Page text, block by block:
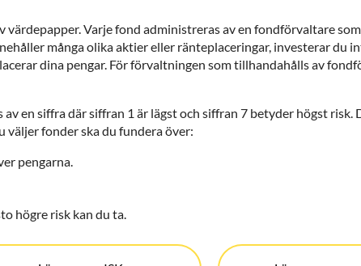
värdepapper. Varje fond administreras av en fondförvaltare
många olika aktier eller ränteplaceringar, investerar du
dina pengar. För förvaltningen som tillhandahålls av
en siffra där siffran 1 är lägst och siffran 7 betyder högst risk.
väljer fonder ska du fundera över:
pengarna.
högre risk kan du ta.